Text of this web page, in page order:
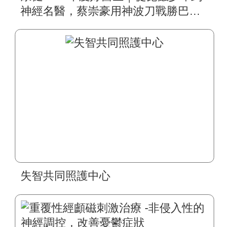
神經名醫，蔡崇豪用神波刀戰勝巴金
失智共同照護中心